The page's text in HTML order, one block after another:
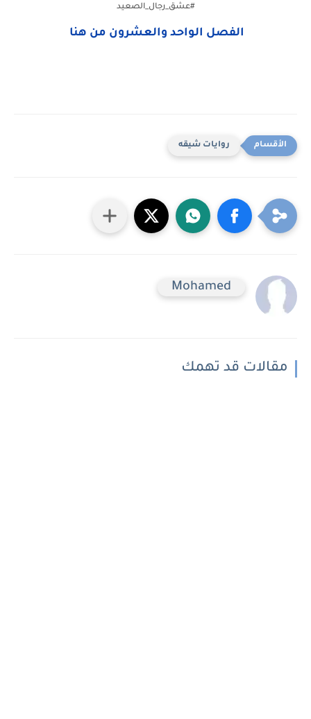
#عشق_رجال_الصعيد
الفصل الواحد والعشرون من هنا
روايات شيقه
Mohamed
مقالات قد تهمك